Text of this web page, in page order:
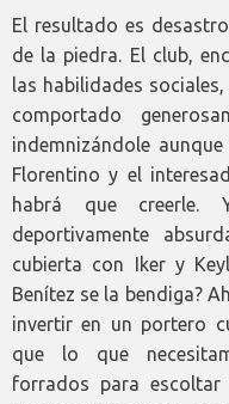
El resultado es
de la piedra. El club,
las habilidades
comportado
indemnizándole
Florentino y el
habrá que creerle.
deportivamente
cubierta con Iker y
Benítez se la bendiga?
invertir en un portero
que lo que
forrados para